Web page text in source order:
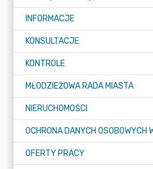
INFORMACJE
KONSULTACJE
KONTROLE
MŁODZIEŻOWA RADA MIASTA
NIERUCHOMOŚCI
OFERTY PRACY